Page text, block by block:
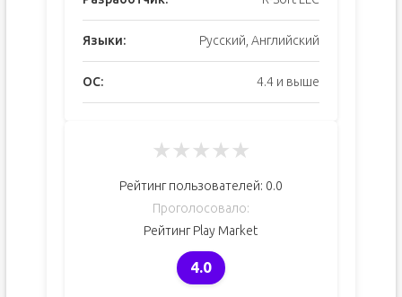
Языки: Русский, Английский
ОС: 4.4 и выше
★★★★★
Рейтинг пользователей: 0.0
Проголосовало:
Рейтинг Play Market
4.0